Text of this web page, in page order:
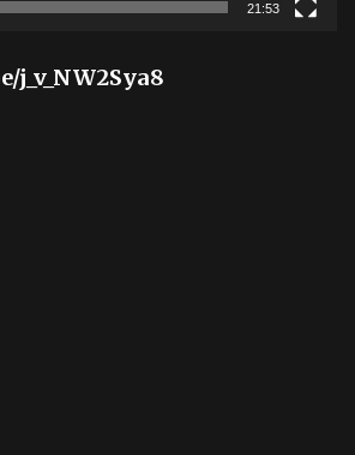
21:53
j_v_NW2Sya8